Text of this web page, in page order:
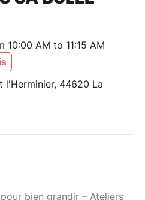
AM to 11:15 AM
l'Herminier, 44620 La
bien grandir – Ateliers